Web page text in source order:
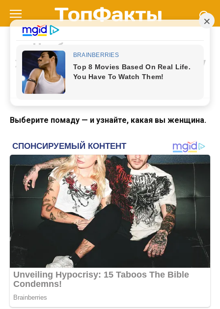
контенту
Чтобы узнать, какая вы
женщина — выберите помаду
Выберите помаду — и узнайте, какая вы женщина.